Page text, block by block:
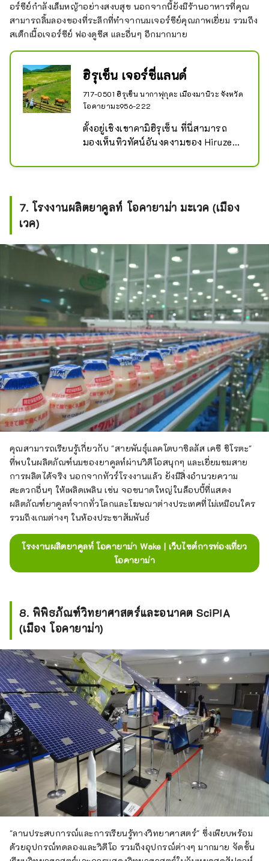
อร์ซีย์กำลังเล็มหญ้าอย่างสงบสุข นอกจากนี้ยังมีร้านอาหารที่คุณ
สามารถลิ้มลองของที่ระลึกที่ทำจากนมเจอร์ซีย์คุณภาพเยี่ยม รวมถึง
สเต็กเนื้อเจอร์ซีย์ ฟองดูชีส และอื่นๆ อีกมากมาย
ฮิรุเซ็น เจอร์ซี่แลนด์
717-0501 ฮิรุเซ็น นากาฟุกุดะ เมืองมานิวะ จังหวัด
โอคายามะ956-222
ตั้งอยู่เชิงเขาคามิฮิรุเซ็น ที่นี่สามารถ
มองเห็นทิวทัศน์อันงดงามของ Hiruzen
หญ้าอย่างสงบสุขในทุ่งหญ้า นักท่อง
เกิร์ตและชีสเจอร์ซีย์ ซึ่งใช้นมเจอร์ซีย์ที่
มีรสชาติเบาแต่เข้มข้น ผ่านทางหน้าต่าง
ของหวานอื่นๆ อีกมากมาย
นอกจากนี้ พวกเขายังมีอาหารที่ทำจาก
เนื้อวัวเจอร์ซีย์ รวมถึงสเต็ก แกง และ
ข้าวหน้าเนื้ออบ ซึ่งมีให้เลือกมากกว่า 10
รายการ เพื่อให้คุณได้ลิ้มรสความอร่อย
ของเนื้อคุณภาพดี
7. โรงงานผลิตยาคูลท์ โอคายาม่า มะเวค (เมือง
เวค)
คุณสามารถเรียนรู้เกี่ยวกับ "สายพันธุ์แลคโตบาซิลลัส เคซี ชิโรตะ"
ที่พบในผลิตภัณฑ์นมของยาคูลท์ผ่านวิดีโอสนุกๆ และเยี่ยมชมสาย
การผลิตได้จริง นอกจากทัวร์โรงงานแล้ว ยังมีสิ่งอำนวยความ
สะดวกอื่นๆ ให้เพลิดเพลิน เช่น จอขนาดใหญ่ในล็อบบี้ที่แสดง
ผลิตภัณฑ์ยาคูลท์จากทั่วโลกและโฆษณาต่างประเทศที่ไม่เหมือนใคร
รวมถึงเกมต่างๆ ในห้องประชาสัมพันธ์
โรงงานผลิตยาคูลท์ โอคายาม่า Wake | เว็บไซต์การท่องเที่ยว
โอคายาม่า
8. พิพิธภัณฑ์วิทยาศาสตร์และอนาคต SciPIA
(เมือง โอคายาม่า)
"ลานประสบการณ์และการเรียนรู้ทางวิทยาศาสตร์" ซึ่งเพียบพร้อม
ด้วยอุปกรณ์ทดลองและวิดีโอ รวมถึงอุปกรณ์ต่างๆ มากมาย จัดชั้น